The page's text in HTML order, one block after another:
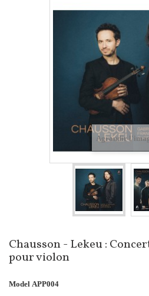
Agrandir
Chausson - Lekeu :
pour violon
Model APP004